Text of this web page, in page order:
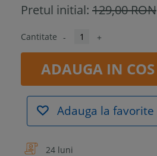
Pretul initial: 129,00 RON
Cantitate - +
ADAUGA IN COS
Adauga la favorite
24 luni